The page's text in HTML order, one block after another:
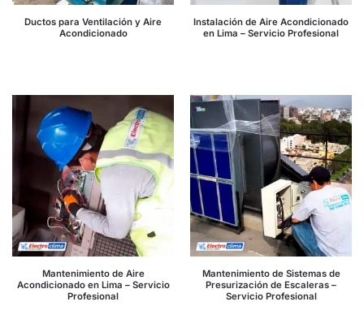
Ductos para Ventilación y Aire
Acondicionado
Instalación de Aire Acondicionado
en Lima – Servicio Profesional
Mantenimiento de Aire
Acondicionado en Lima – Servicio
Profesional
Mantenimiento de Sistemas de
Presurización de Escaleras –
Servicio Profesional